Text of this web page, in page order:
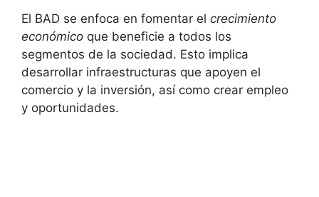
El BAD se enfoca en fomentar el crecimiento
económico que beneficie a todos los
segmentos de la sociedad. Esto implica
desarrollar infraestructuras que apoyen el
comercio y la inversión, así como crear empleo
y oportunidades.